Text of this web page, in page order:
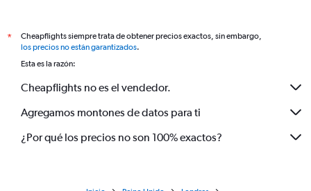
*
Cheapflights siempre trata de obtener precios exactos, sin embargo,
los precios no están garantizados.
Esta es la razón:
Cheapflights no es el vendedor.
Agregamos montones de datos para ti
¿Por qué los precios no son 100% exactos?